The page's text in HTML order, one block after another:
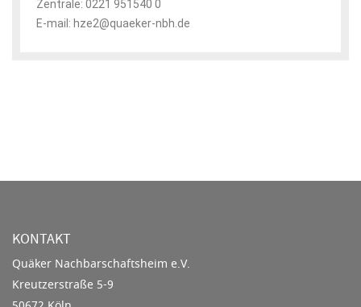
Zentrale: 0221 951540 0
E-mail: hze2@quaeker-nbh.de
KONTAKT
Quäker Nachbarschaftsheim e.V.
Kreutzerstraße 5-9